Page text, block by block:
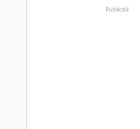
Publicité